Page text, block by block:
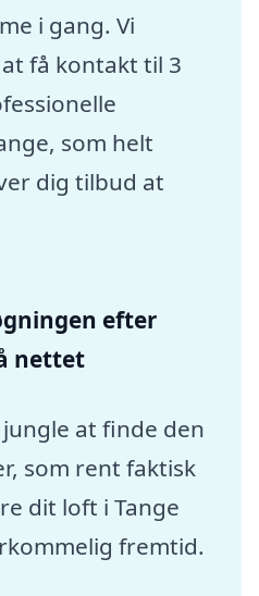
i gang. Vi
få kontakt til 3
som helt
dig tilbud at
efter
nettet
at finde den
som rent faktisk
dit loft i Tange
fremtid.